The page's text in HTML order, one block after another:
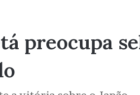
preocupa